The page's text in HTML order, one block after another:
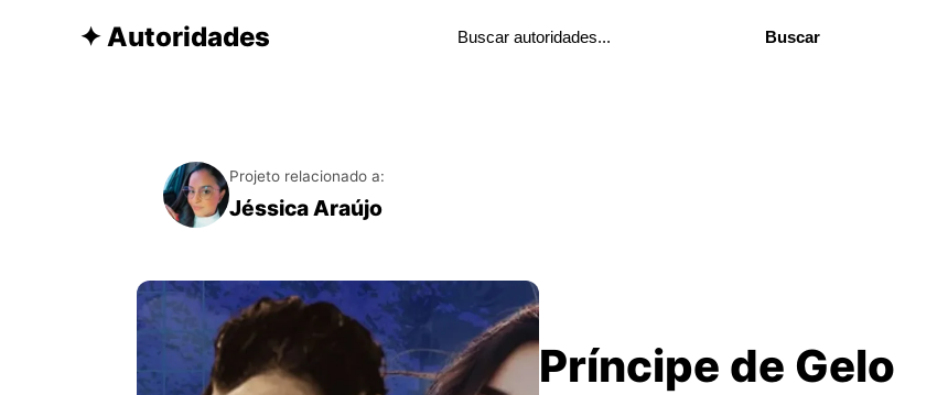
✦ Autoridades Buscar
Projeto relacionado a:
Jéssica Araújo
Príncipe de Gelo